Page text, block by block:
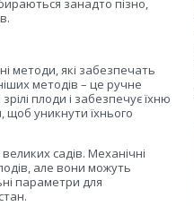
занадто пізно,
методи, які забезпечать
методів – це ручне
плоди і забезпечує їхню
щоб уникнути їхнього
садів. Механічні
але вони можуть
параметри для